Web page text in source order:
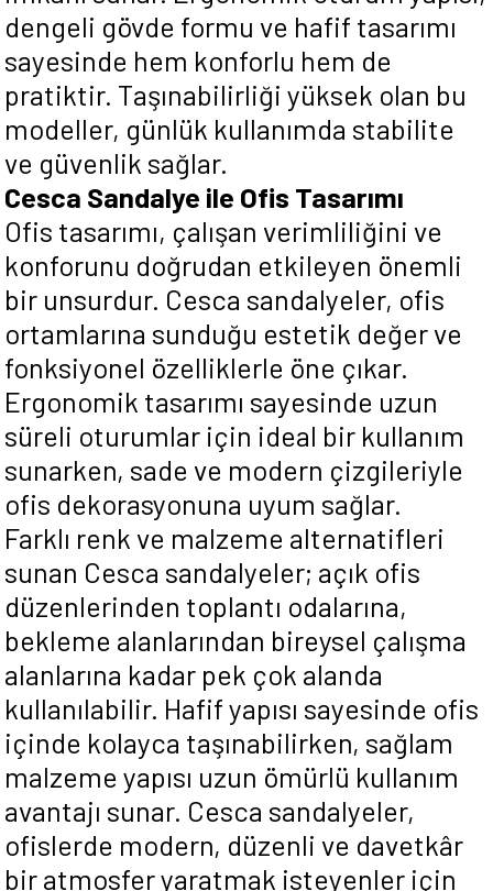
dengeli gövde formu ve hafif tasarımı
sayesinde hem konforlu hem de
pratiktir. Taşınabilirliği yüksek olan bu
modeller, günlük kullanımda stabilite
ve güvenlik sağlar.
Cesca Sandalye ile Ofis Tasarımı
Ofis tasarımı, çalışan verimliliğini ve
konforunu doğrudan etkileyen önemli
bir unsurdur. Cesca sandalyeler, ofis
ortamlarına sunduğu estetik değer ve
fonksiyonel özelliklerle öne çıkar.
Ergonomik tasarımı sayesinde uzun
süreli oturumlar için ideal bir kullanım
sunarken, sade ve modern çizgileriyle
ofis dekorasyonuna uyum sağlar.
Farklı renk ve malzeme alternatifleri
sunan Cesca sandalyeler; açık ofis
düzenlerinden toplantı odalarına,
bekleme alanlarından bireysel çalışma
alanlarına kadar pek çok alanda
kullanılabilir. Hafif yapısı sayesinde ofis
içinde kolayca taşınabilirken, sağlam
malzeme yapısı uzun ömürlü kullanım
avantajı sunar. Cesca sandalyeler,
ofislerde modern, düzenli ve davetkâr
bir atmosfer yaratmak isteyenler için